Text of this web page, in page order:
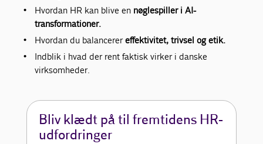
Hvordan HR kan blive en nøglespiller i AI-
transformationer.
Hvordan du balancerereffektivitet, trivsel og etik.
Indblik i hvad der rent faktisk virker i danske
virksomheder.
Bliv klædt på til fremtidens HR-
udfordringer